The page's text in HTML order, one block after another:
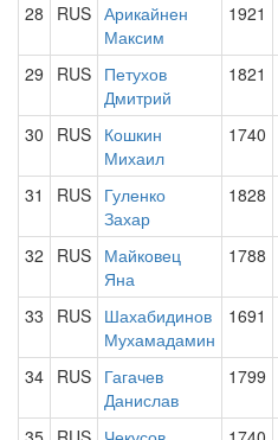
28 RUS Арикайнен
Максим
1921
29 RUS Петухов
Дмитрий
1821
30 RUS Кошкин
Михаил
1740
31 RUS Гуленко
Захар
1828
32 RUS Майковец
Яна
1788
33 RUS Шахабидинов
Мухамадамин
1691
34 RUS Гагачев
Данислав
1799